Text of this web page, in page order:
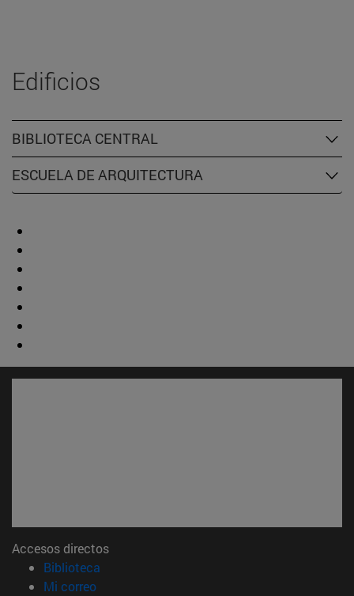
Edificios
BIBLIOTECA CENTRAL
ESCUELA DE ARQUITECTURA
Accesos directos
Biblioteca
Mi correo(abre en nueva ventana)